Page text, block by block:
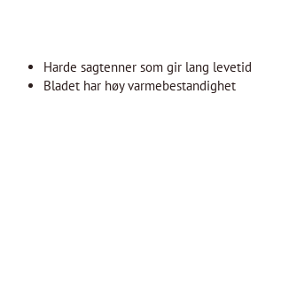
Harde sagtenner som gir lang levetid
Bladet har høy varmebestandighet